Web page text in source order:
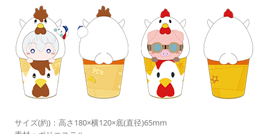
サイズ(約)：高さ180×横120×底(直径)65mm